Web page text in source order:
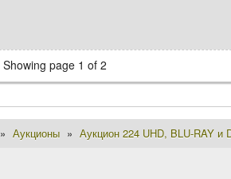
Showing page 1 of 2
» Аукционы » Аукцион 224 UHD, BLU-RAY